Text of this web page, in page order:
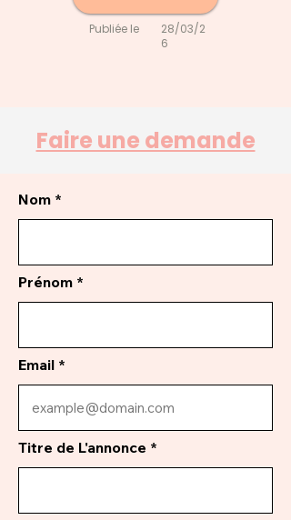
Publiée le
28/03/2
6
Faire une demande
Nom
Prénom
Email
Titre de L'annonce